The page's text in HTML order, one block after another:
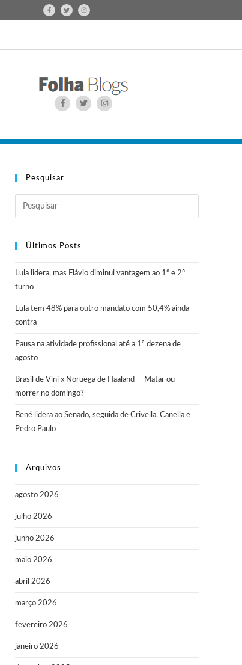
Pesquisar
Últimos Posts
Lula lidera, mas Flávio diminui vantagem ao 1º e 2º
turno
Lula tem 48% para outro mandato com 50,4% ainda
contra
Pausa na atividade profissional até a 1ª dezena de
agosto
Brasil de Vini x Noruega de Haaland — Matar ou
morrer no domingo?
Bené lidera ao Senado, seguida de Crivella, Canella e
Pedro Paulo
Arquivos
agosto 2026
julho 2026
junho 2026
maio 2026
abril 2026
março 2026
fevereiro 2026
janeiro 2026